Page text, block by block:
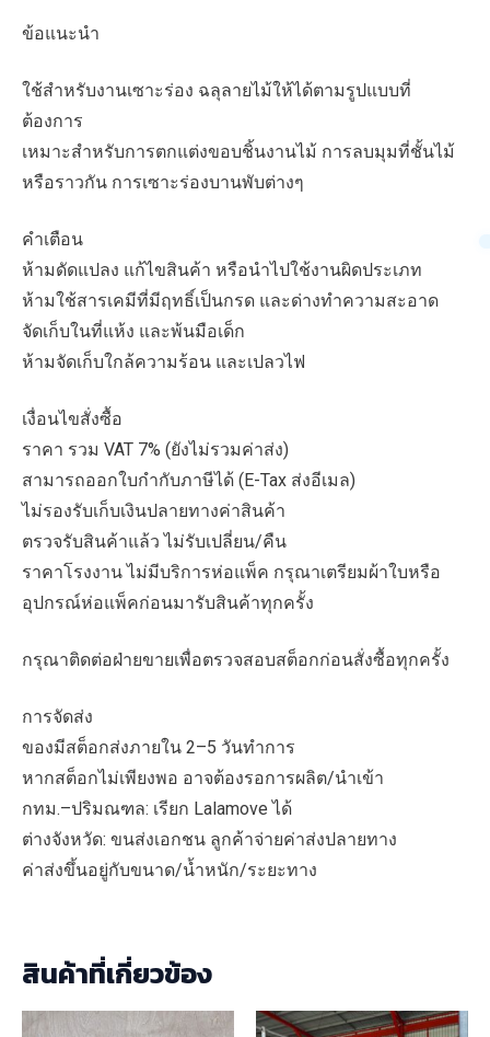
ข้อแนะนำ
ใช้สำหรับงานเซาะร่อง ฉลุลายไม้ให้ได้ตามรูปแบบที่
ต้องการ
เหมาะสำหรับการตกแต่งขอบชิ้นงานไม้ การลบมุมที่ชั้นไม้
หรือราวกัน การเซาะร่องบานพับต่างๆ
คำเตือน
ห้ามดัดแปลง แก้ไขสินค้า หรือนำไปใช้งานผิดประเภท
ห้ามใช้สารเคมีที่มีฤทธิ์เป็นกรด และด่างทำความสะอาด
จัดเก็บในที่แห้ง และพ้นมือเด็ก
ห้ามจัดเก็บใกล้ความร้อน และเปลวไฟ
เงื่อนไขสั่งซื้อ
ราคา รวม VAT 7% (ยังไม่รวมค่าส่ง)
สามารถออกใบกำกับภาษีได้ (E-Tax ส่งอีเมล)
ไม่รองรับเก็บเงินปลายทางค่าสินค้า
ตรวจรับสินค้าแล้ว ไม่รับเปลี่ยน/คืน
ราคาโรงงาน ไม่มีบริการห่อแพ็ค กรุณาเตรียมผ้าใบหรือ
อุปกรณ์ห่อแพ็คก่อนมารับสินค้าทุกครั้ง
กรุณาติดต่อฝ่ายขายเพื่อตรวจสอบสต็อกก่อนสั่งซื้อทุกครั้ง
การจัดส่ง
ของมีสต็อกส่งภายใน 2–5 วันทำการ
หากสต็อกไม่เพียงพอ อาจต้องรอการผลิต/นำเข้า
กทม.–ปริมณฑล: เรียก Lalamove ได้
ต่างจังหวัด: ขนส่งเอกชน ลูกค้าจ่ายค่าส่งปลายทาง
ค่าส่งขึ้นอยู่กับขนาด/น้ำหนัก/ระยะทาง
สินค้าที่เกี่ยวข้อง